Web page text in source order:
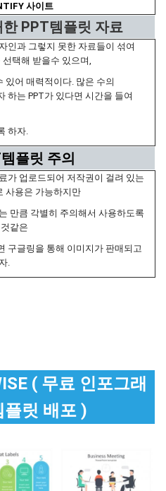
사이트
PPT템플릿 자료
인과 그렇지 못한 자료들이 섞여
택해 받을수 있으며,
있어 매력적이다. 많은 수의
하는 PPT가 있다면 시간을 들여
하자.
플릿 주의
가 업로드되어 저작권이 걸려 있는
사용은 가능하지만
만큼 각별히 주의해서 사용하도록
같은
구글링을 통해 이미지가 판매되고
.
( 무료 인포그래
플릿 배포 )